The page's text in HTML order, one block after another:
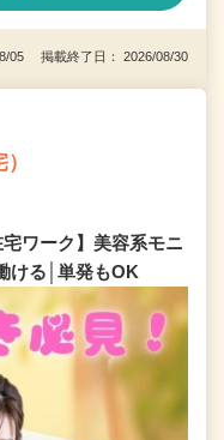
05 掲載終了日： 2026/08/30
ワーク】美容系モニ
ける│単発もOK